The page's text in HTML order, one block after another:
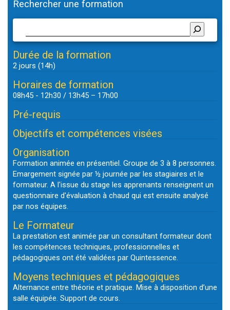
Rechercher une formation
Durée de la formation
2 jours (14h)
Horaires de formation
08h45 - 12h30 / 13h45 – 17h00
Pré-requis
Objectifs et compétences visées
Organisation
Formation animée en présentiel. Groupe de 3 à 8 personnes.
Emargement signée par ½ journée par les stagiaires et le
formateur. A l'issue du stage les apprenants renseignent un
questionnaire d'évaluation à chaud qui est ensuite analysé
par nos équipes.
Le Formateur
La prestation est animée par un consultant formateur dont
les compétences techniques, professionnelles et
pédagogiques ont été validées par Quintessence.
Moyens techniques et pédagogiques
Alternance entre théorie et pratique. Mise à disposition d’une
salle équipée. Support de cours.